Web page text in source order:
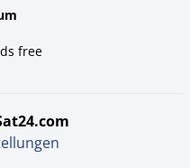
free
sat24.com